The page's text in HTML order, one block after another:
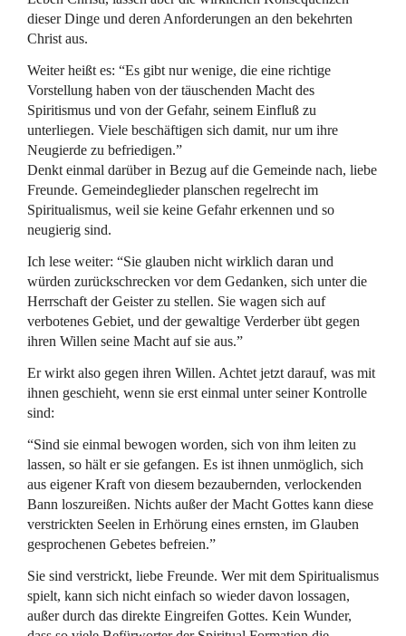
dieser Dinge und deren Anforderungen an den bekehrten
Christ aus.
Weiter heißt es: “Es gibt nur wenige, die eine richtige
Vorstellung haben von der täuschenden Macht des
Spiritismus und von der Gefahr, seinem Einfluß zu
unterliegen. Viele beschäftigen sich damit, nur um ihre
Neugierde zu befriedigen.”
Denkt einmal darüber in Bezug auf die Gemeinde nach, liebe
Freunde. Gemeindeglieder planschen regelrecht im
Spiritualismus, weil sie keine Gefahr erkennen und so
neugierig sind.
Ich lese weiter: “Sie glauben nicht wirklich daran und
würden zurückschrecken vor dem Gedanken, sich unter die
Herrschaft der Geister zu stellen. Sie wagen sich auf
verbotenes Gebiet, und der gewaltige Verderber übt gegen
ihren Willen seine Macht auf sie aus.”
Er wirkt also gegen ihren Willen. Achtet jetzt darauf, was mit
ihnen geschieht, wenn sie erst einmal unter seiner Kontrolle
sind:
“Sind sie einmal bewogen worden, sich von ihm leiten zu
lassen, so hält er sie gefangen. Es ist ihnen unmöglich, sich
aus eigener Kraft von diesem bezaubernden, verlockenden
Bann loszureißen. Nichts außer der Macht Gottes kann diese
verstrickten Seelen in Erhörung eines ernsten, im Glauben
gesprochenen Gebetes befreien.”
Sie sind verstrickt, liebe Freunde. Wer mit dem Spiritualismus
spielt, kann sich nicht einfach so wieder davon lossagen,
außer durch das direkte Eingreifen Gottes. Kein Wunder,